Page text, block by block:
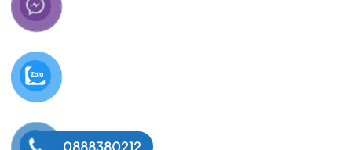
0888380212